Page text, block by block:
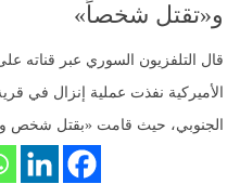
و«تقتل شخصاً»
قال التلفزيون السوري عبر قناته
الأميركية نفذت عملية إنزال في
الجنوبي، حيث قامت «بقتل شخص